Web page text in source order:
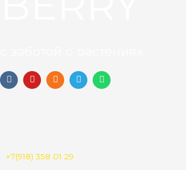
V
k
Y
o
u
O
d
n
n
T
e
l
W
h
a
+7(918) 358 01 29